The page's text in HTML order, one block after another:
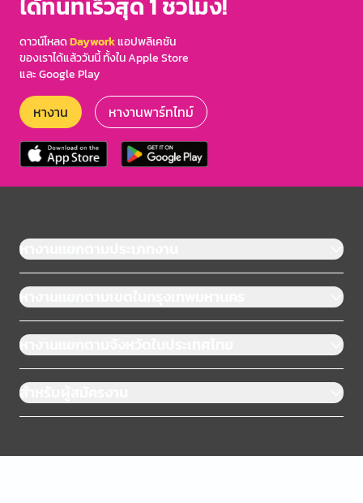
ดาวน์โหลดDayworkแอปพลิเคชัน
ของเราได้แล้ววันนี้ ทั้งใน Apple Store
และ Google Play
หางาน หางานพาร์ทไทม์
หางานแยกตามประเภทงาน
หางานแยกตามเขตในกรุงเทพมหานคร
หางานแยกตามจังหวัดในประเทศไทย
สำหรับผู้สมัครงาน